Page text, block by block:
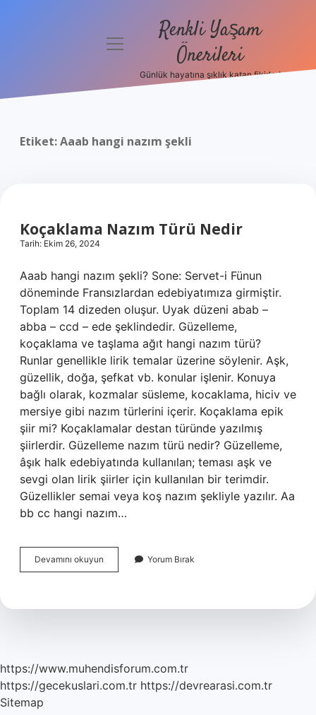
Politikası
menüyü
Renkli Yaşam
Önerileri
Günlük hayatına şıklık katan fikirler!
Etiket:Aaab hangi nazım şekli
Koçaklama Nazım Türü Nedir
Tarih: Ekim 26, 2024
Aaab hangi nazım şekli? Sone: Servet-i Fünun
döneminde Fransızlardan edebiyatımıza girmiştir.
Toplam 14 dizeden oluşur. Uyak düzeni abab –
abba – ccd – ede şeklindedir. Güzelleme,
koçaklama ve taşlama ağıt hangi nazım türü?
Runlar genellikle lirik temalar üzerine söylenir. Aşk,
güzellik, doğa, şefkat vb. konular işlenir. Konuya
bağlı olarak, kozmalar süsleme, kocaklama, hiciv ve
mersiye gibi nazım türlerini içerir. Koçaklama epik
şiir mi? Koçaklamalar destan türünde yazılmış
şiirlerdir. Güzelleme nazım türü nedir? Güzelleme,
âşık halk edebiyatında kullanılan; teması aşk ve
sevgi olan lirik şiirler için kullanılan bir terimdir.
Güzellikler semai veya koş nazım şekliyle yazılır. Aa
bb cc hangi nazım…
Devamını okuyun Koçaklama
Nazım
Yorum Bırak
https://www.muhendisforum.com.tr
https://gecekuslari.com.tr https://devrearasi.com.tr
Sitemap